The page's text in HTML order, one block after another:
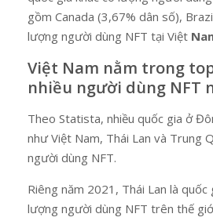
gồm Canada (3,67% dân số),
lượng người dùng NFT tại Việt
Việt Nam nằm trong
nhiều người dùng NFT
Theo Statista, nhiều quốc gia ở
như Việt Nam, Thái Lan và Trung
người dùng NFT.
Riêng năm 2021, Thái Lan là quốc
lượng người dùng NFT trên thế